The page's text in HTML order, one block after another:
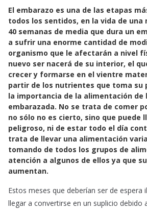
e
b
o
o
k
t
s
A
p
p
i
l
El embarazo es una de las etapas
todos los sentidos, en la vida de una
40 semanas de media que dura un
a sufrir una enorme cantidad de
organismo que le afectarán a nivel
nuevo ser nacerá de su interior, el
crecer y formarse en el vientre
partir de los nutrientes que toma su
la importancia de la alimentación de
embarazada. No se trata de comer
no sólo no es cierto, sino que puede
peligroso, ni de estar todo el día
trata de llevar una alimentación
tomando de todos los grupos de
atención a algunos de ellos ya que
aumentan.
Estos meses que deberían ser de espera
llegar a convertirse en un suplicio debido